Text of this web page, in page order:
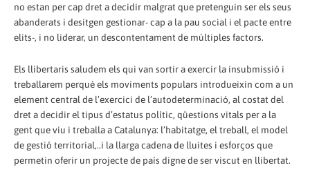
no estan per cap dret a decidir malgrat que pretenguin ser els seus
abanderats i desitgen gestionar- cap a la pau social i el pacte entre
elits-, i no liderar, un descontentament de múltiples factors.
Els llibertaris saludem els qui van sortir a exercir la insubmissió i
treballarem perquè els moviments populars introdueixin com a un
element central de l’exercici de l’autodeterminació, al costat del
dret a decidir el tipus d’estatus polític, qüestions vitals per a la
gent que viu i treballa a Catalunya: l’habitatge, el treball, el model
de gestió territorial,..i la llarga cadena de lluites i esforços que
permetin oferir un projecte de país digne de ser viscut en llibertat.